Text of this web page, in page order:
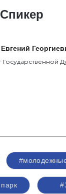
Спикер
Государственной